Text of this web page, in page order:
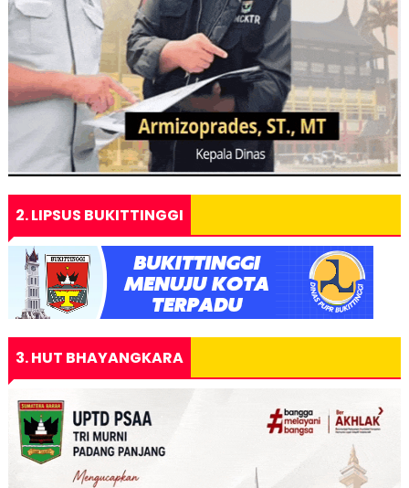
2. LIPSUS BUKITTINGGI
3. HUT BHAYANGKARA